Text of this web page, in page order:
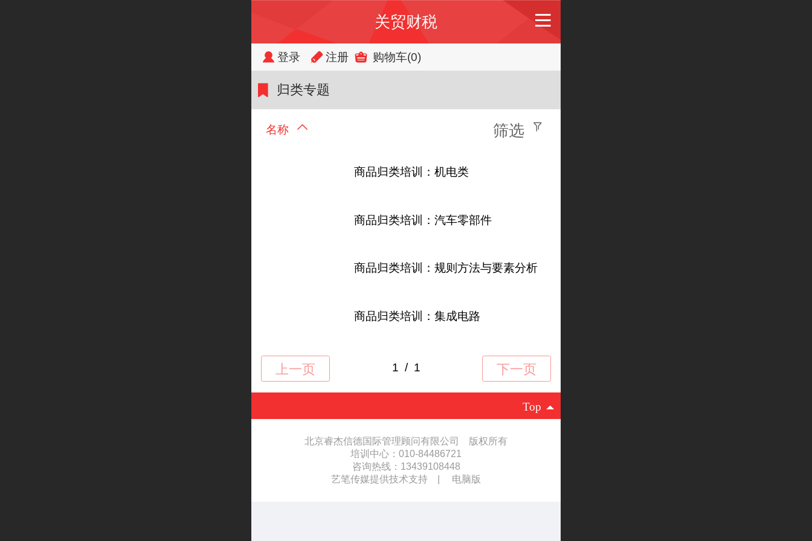
关贸财税
登录 注册 购物车(0)
归类专题
名称 筛选
商品归类培训：机电类
商品归类培训：汽车零部件
商品归类培训：规则方法与要素分析
商品归类培训：集成电路
Top
北京睿杰信德国际管理顾问有限公司
版权所有
培训中心：010-84486721
咨询热线：13439108448
艺笔传媒提供技术支持
电脑版